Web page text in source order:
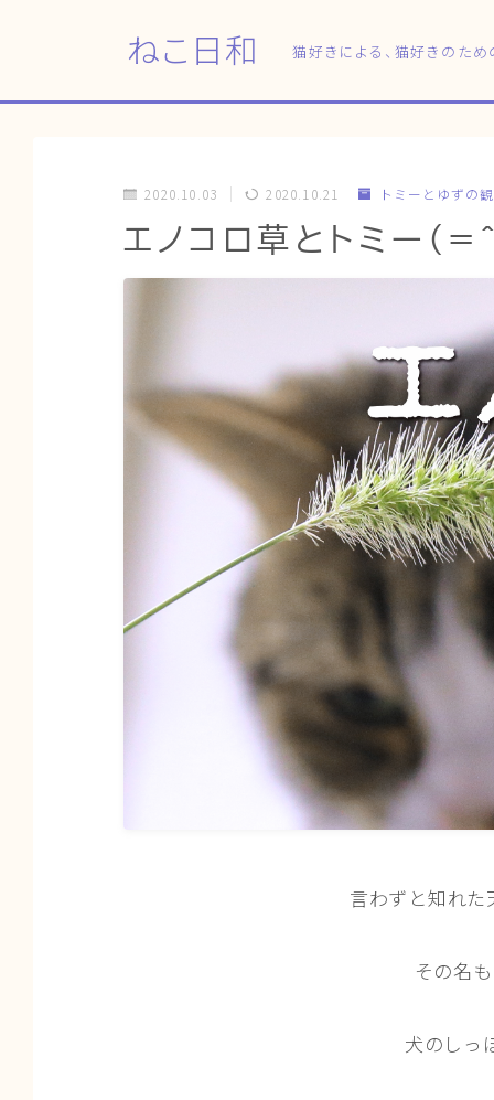
ねこ日和 猫好きによる、猫好きのため
2020.10.03 2020.10.21 トミーとゆずの
エノコロ草とトミー
言わずと知れ
その名
犬のしっ